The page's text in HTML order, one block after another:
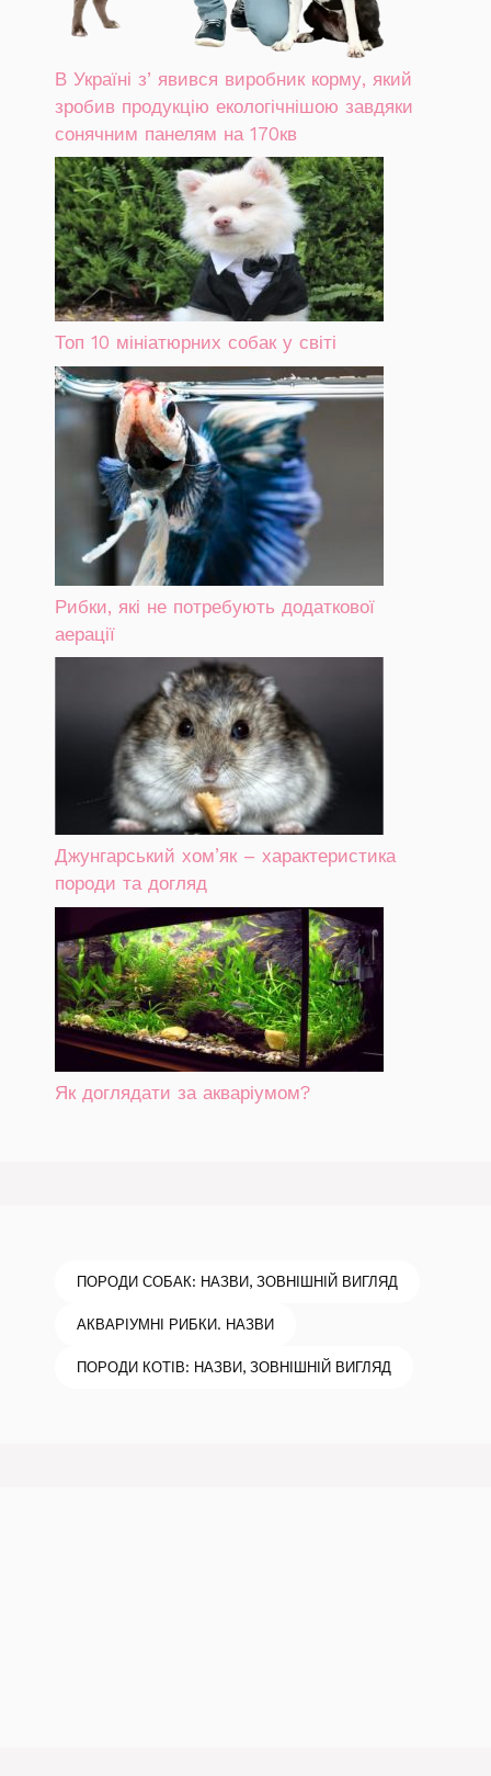
В Україні зʼявився виробник корму, який
зробив продукцію екологічнішою завдяки
сонячним панелям на 170кв
Топ 10 мініатюрних собак у світі
Рибки, які не потребують додаткової
аерації
Джунгарський хом’як – характеристика
породи та догляд
Як доглядати за акваріумом?
ПОРОДИ СОБАК: НАЗВИ, ЗОВНІШНІЙ ВИГЛЯД
АКВАРІУМНІ РИБКИ. НАЗВИ
ПОРОДИ КОТІВ: НАЗВИ, ЗОВНІШНІЙ ВИГЛЯД